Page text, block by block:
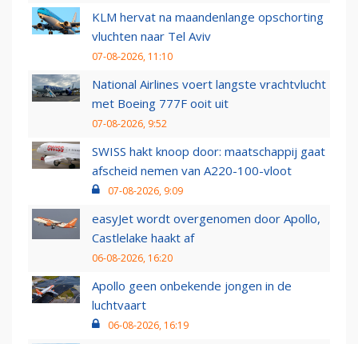
KLM hervat na maandenlange opschorting
vluchten naar Tel Aviv
07-08-2026, 11:10
National Airlines voert langste vrachtvlucht
met Boeing 777F ooit uit
07-08-2026, 9:52
SWISS hakt knoop door: maatschappij gaat
afscheid nemen van A220-100-vloot
07-08-2026, 9:09
easyJet wordt overgenomen door Apollo,
Castlelake haakt af
06-08-2026, 16:20
Apollo geen onbekende jongen in de
luchtvaart
06-08-2026, 16:19